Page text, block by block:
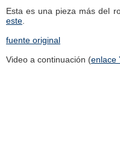
Esta es una pieza más del
este
fuente original
Video a continuación (enlace